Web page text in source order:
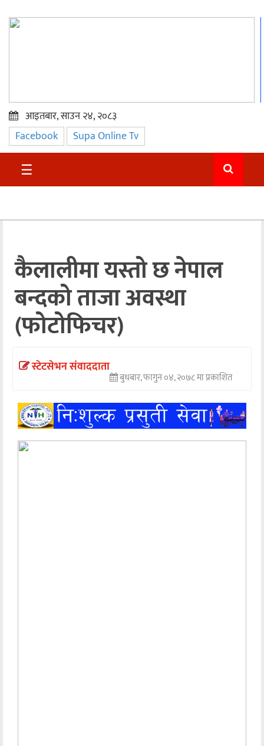
प्रमुख
समाचार
सुदुर
अन्तराष्ट्रिय
अन्तर्वार्ता
अर्थ
खेलकुद
मनोरञ्जन
आइतबार, साउन २४, २०८३
Facebook Supa Online Tv
☰
कैलालीमा यस्तो छ नेपाल
बन्दको ताजा अवस्था
(फोटोफिचर)
स्टेटसेभन संवाददाता
बुधबार, फागुन ०४, २०७८ मा प्रकाशित